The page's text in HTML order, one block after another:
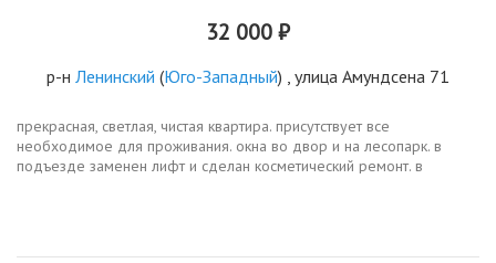
32 000 ₽
р-н Ленинский (Юго-Западный) , улица Амундсена 71
прекрасная, светлая, чистая квартира. присутствует все
необходимое для проживания. окна во двор и на лесопарк. в
подъезде заменен лифт и сделан косметический ремонт. в